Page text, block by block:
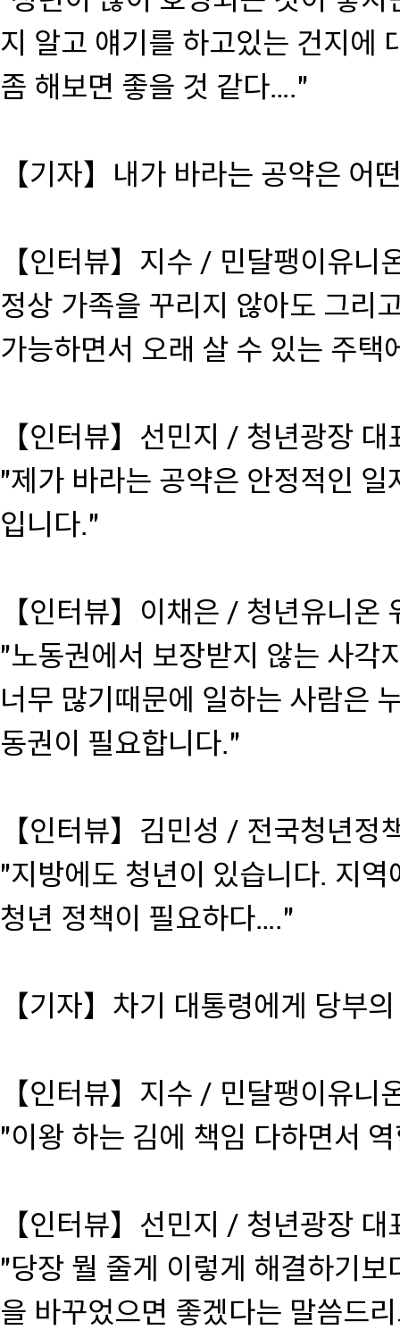
지 알고 얘기를 하고있는 건지에
좀 해보면 좋을 것 같다…."
【기자】내가 바라는 공약은 어
【인터뷰】지수 / 민달팽이유니
정상 가족을 꾸리지 않아도 그리
가능하면서 오래 살 수 있는 주택
【인터뷰】선민지 / 청년광장 대
"제가 바라는 공약은 안정적인
입니다."
【인터뷰】이채은 / 청년유니온
"노동권에서 보장받지 않는 사각
너무 많기때문에 일하는 사람은
동권이 필요합니다."
【인터뷰】김민성 / 전국청년정
"지방에도 청년이 있습니다. 지
청년 정책이 필요하다…."
【기자】차기 대통령에게 당부
【인터뷰】지수 / 민달팽이유니
"이왕 하는 김에 책임 다하면서
【인터뷰】선민지 / 청년광장 대
"당장 뭘 줄게 이렇게 해결하기
을 바꾸었으면 좋겠다는 말씀드